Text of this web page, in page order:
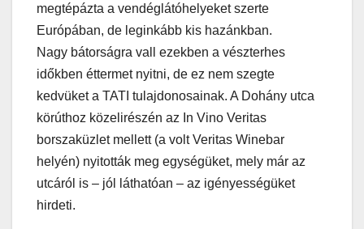
megtépázta a vendéglátóhelyeket szerte
Európában, de leginkább kis hazánkban.
Nagy bátorságra vall ezekben a vészterhes
időkben éttermet nyitni, de ez nem szegte
kedvüket a TATI tulajdonosainak. A Dohány utca
körúthoz közelirészén az In Vino Veritas
borszaküzlet mellett (a volt Veritas Winebar
helyén) nyitották meg egységüket, mely már az
utcáról is – jól láthatóan – az igényességüket
hirdeti.